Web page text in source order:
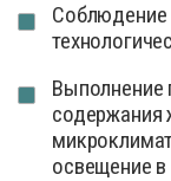
Соблюдение
Выполнение
содержания
освещение в